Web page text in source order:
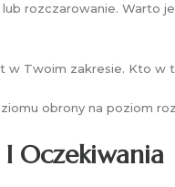
lub rozczarowanie.
w Twoim zakresie. Kto w
obrony na poziom
Oczekiwania